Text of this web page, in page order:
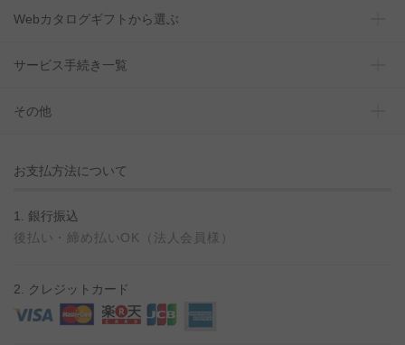
Webカタログギフトから選ぶ
サービス手続き一覧
その他
お支払方法について
1. 銀行振込
後払い・締め払いOK（法人会員様）
2. クレジットカード